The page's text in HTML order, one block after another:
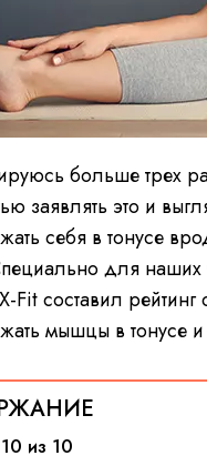
больше трех
заявлять это и
себя в тонусе
для наших
Fit составил
мышцы в тонусе
из 10